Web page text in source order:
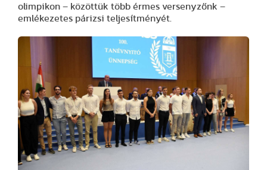
olimpikon – közöttük több érmes versenyzőnk –
emlékezetes párizsi teljesítményét.